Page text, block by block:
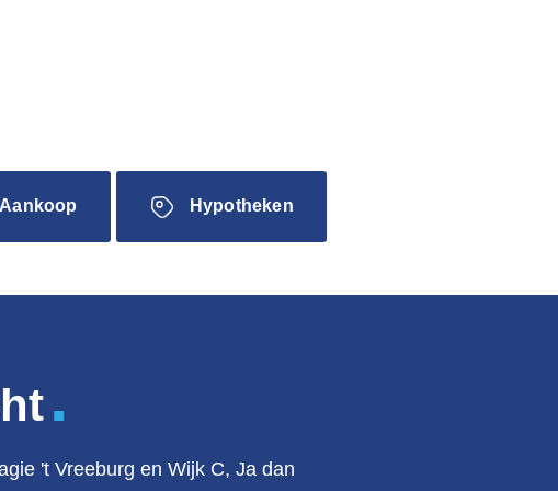
Aankoop Hypotheken
.
't Vreeburg en Wijk C, Ja dan